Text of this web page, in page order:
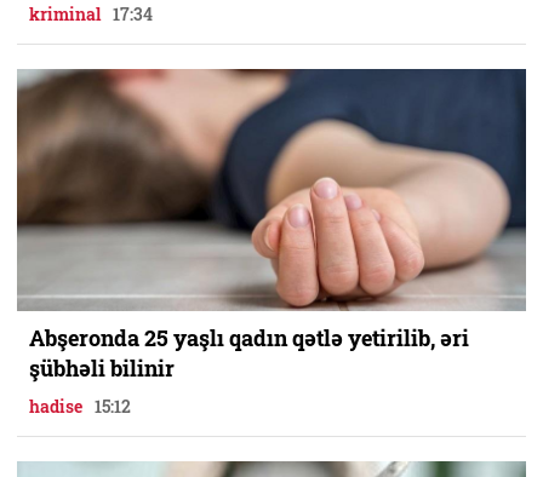
kriminal 17:34
Abşeronda 25 yaşlı qadın qətlə yetirilib, əri
şübhəli bilinir
hadise 15:12